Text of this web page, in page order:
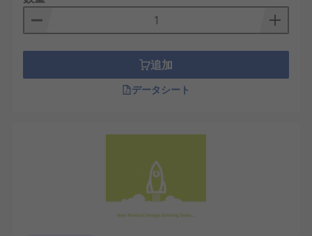
追加
データシート